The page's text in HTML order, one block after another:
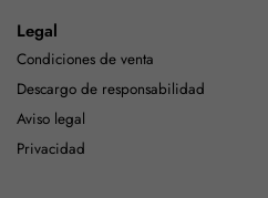
Legal
Condiciones de venta
Descargo de responsabilidad
Aviso legal
Privacidad